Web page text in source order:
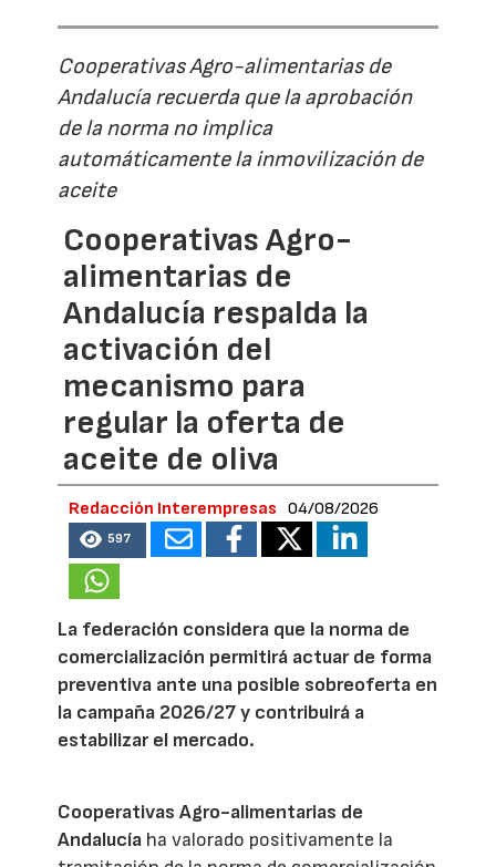
Cooperativas Agro-alimentarias de
Andalucía recuerda que la aprobación
de la norma no implica
automáticamente la inmovilización de
aceite
Cooperativas Agro-
alimentarias de
Andalucía respalda la
activación del
mecanismo para
regular la oferta de
aceite de oliva
Redacción Interempresas 04/08/2026
597
La federación considera que la norma de
comercialización permitirá actuar de forma
preventiva ante una posible sobreoferta en
la campaña 2026/27 y contribuirá a
estabilizar el mercado.
Cooperativas Agro-alimentarias de
Andalucía ha valorado positivamente la